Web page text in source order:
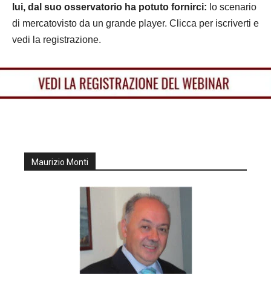
lui, dal suo osservatorio ha potuto fornirci: lo scenario
di mercatovisto da un grande player. Clicca per iscriverti e
vedi la registrazione.
Maurizio Monti